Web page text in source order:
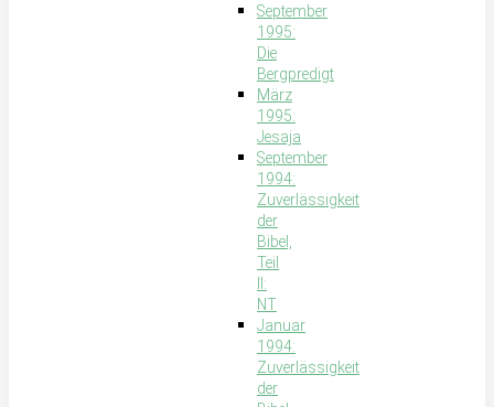
September
1995:
Die
Bergpredigt
März
1995:
Jesaja
September
1994:
Zuverlässigkeit
der
Bibel,
Teil
II:
NT
Januar
1994:
Zuverlässigkeit
der